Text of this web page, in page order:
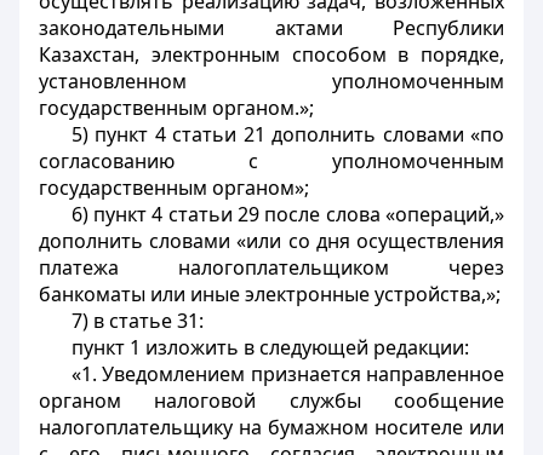
законодательными актами Республики
Казахстан, электронным способом в порядке,
установленном уполномоченным
государственным органом.»;
5) пункт 4 статьи 21 дополнить словами «по
согласованию с уполномоченным
государственным органом»;
6) пункт 4 статьи 29 после слова «операций,»
дополнить словами «или со дня осуществления
платежа налогоплательщиком через
банкоматы или иные электронные устройства,»;
7) в статье 31:
пункт 1 изложить в следующей редакции:
«1. Уведомлением признается направленное
органом налоговой службы сообщение
налогоплательщику на бумажном носителе или